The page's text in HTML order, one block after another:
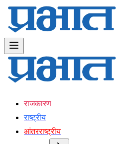
राजकारण
राष्ट्रीय
आंतरराष्ट्रीय